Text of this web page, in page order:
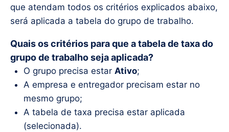
que atendam todos os critérios explicados abaixo,
será aplicada a tabela do grupo de trabalho.
Quais os critérios para que a tabela de taxa do
grupo de trabalho seja aplicada?
O grupo precisa estar Ativo;
A empresa e entregador precisam estar no
mesmo grupo;
A tabela de taxa precisa estar aplicada
(selecionada).